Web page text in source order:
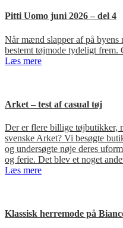
Pitti Uomo juni 2026 – del 4
Når mænd slapper af på byens
bestemt tøjmode tydeligt frem.
Læs mere
Arket – test af casual tøj
Der er flere billige tøjbutikker,
svenske Arket? Vi besøgte
og undersøgte nøje deres
og ferie. Det blev et noget
Læs mere
Klassisk herremode på